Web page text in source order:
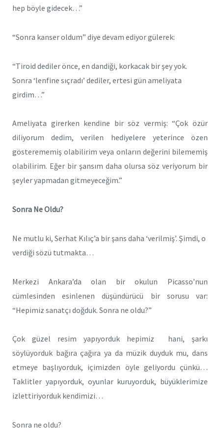
hep böyle gidecek…”
“Sonra kanser oldum” diye devam ediyor gülerek:
“Tiroid dediler önce, en dandiği, korkacak bir şey yok.
Sonra ‘lenfine sıçradı’ dediler, ertesi gün ameliyata
girdim…”
Ameliyata girerken kendine bir söz vermiş: “Çok özür
diliyorum dedim, verilen hediyelere yeterince özen
gösterememiş olabilirim veya onların değerini bilememiş
olabilirim. Eğer bir şansım daha olursa söz veriyorum bir
şeyler yapmadan gitmeyeceğim.”
Sonra Ne Oldu?
Ne mutlu ki, Serhat Kılıç’a bir şans daha ‘verilmiş’. Şimdi, o
verdiği sözü tutmakta…
Merkezi Ankara’da olan bir okulun Picasso’nun
cümlesinden esinlenen düşündürücü bir sorusu var:
“Hepimiz sanatçı doğduk. Sonra ne oldu?”
Çok güzel resim yapıyorduk hepimiz hani, şarkı
söylüyorduk bağıra çağıra ya da müzik duyduk mu, dans
etmeye başlıyorduk, içimizden öyle geliyordu çünkü…
Taklitler yapıyorduk, oyunlar kuruyorduk, büyüklerimize
izlettiriyorduk kendimizi…
Sonra ne oldu?